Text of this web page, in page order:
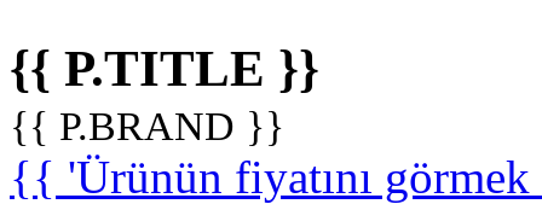
{{ P.TITLE }}
{{ P.BRAND }}
{{ 'Ürünün fiyatını